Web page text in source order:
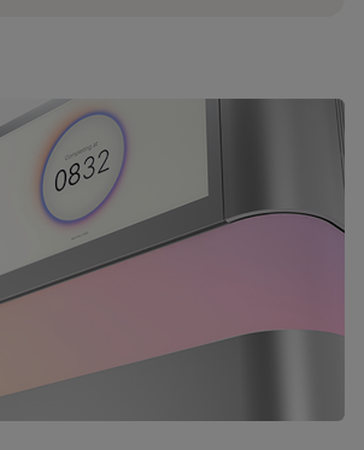
ー調製キットが必要です。
6000Dx 試薬キット S2 v1.5 (300
は、NovaSeq 6000Dx バッファー
ッジ S2 1個とNovaSeq 6000Dx ラ
ーチューブ1本が必要です。
6000Dx 試薬キット S4 v1.5 (300
は、NovaSeq 6000Dx バッファー
ッジ S4 1個とNovaSeq 6000Dx ラ
ーチューブ1本が必要です。